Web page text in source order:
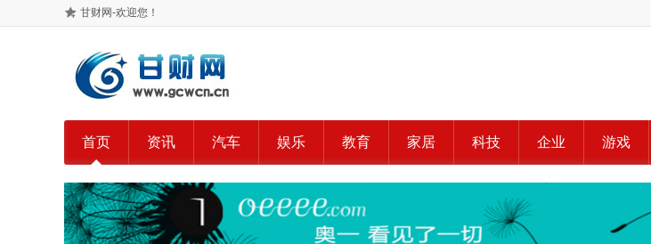
甘财网-欢迎您！
首页 资讯 汽车 娱乐 教育 家居 科技 企业 游戏